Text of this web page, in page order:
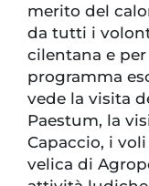
merito del
da tutti i
cilentana e
programma
vede la visita
Paestum, la
Capaccio, i
velica di